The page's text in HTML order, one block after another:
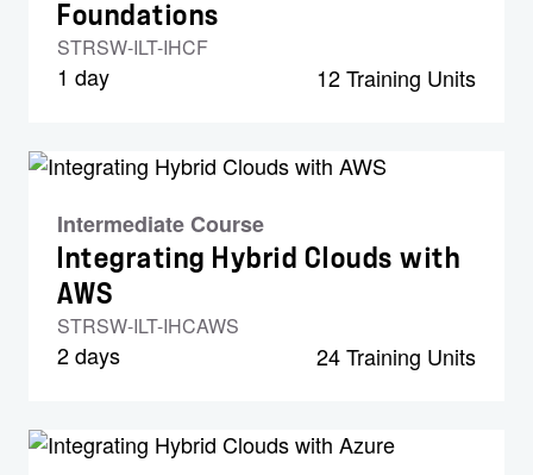
Foundations
STRSW-ILT-IHCF
1 day 12 Training Units
Intermediate Course
Integrating Hybrid Clouds with
AWS
STRSW-ILT-IHCAWS
2 days 24 Training Units